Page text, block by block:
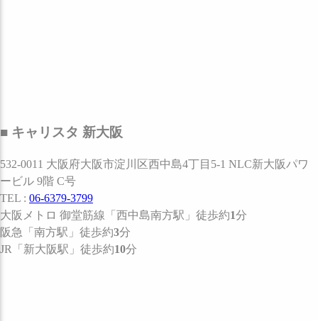
■ キャリスタ 新大阪
532-0011 大阪府大阪市淀川区西中島4丁目5-1 NLC新大阪パワ
ービル 9階 C号
TEL : 06-6379-3799
大阪メトロ 御堂筋線 「西中島南方駅」 徒歩約1分
阪急
「南方駅」 徒歩約3分
JR
「新大阪駅」 徒歩約10分